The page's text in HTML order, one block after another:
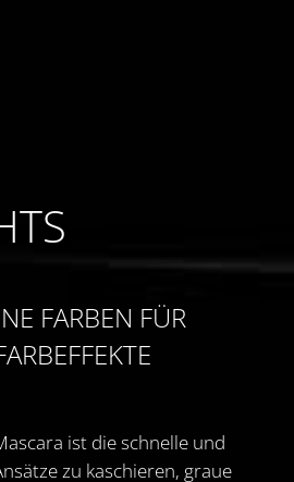
FARBEN FÜR
ist die schnelle und
zu kaschieren, graue